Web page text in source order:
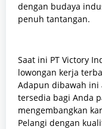
dengan budaya
penuh tantangan.
Saat ini PT Victory
lowongan kerja
Adapun dibawah ini
tersedia bagi Anda
mengembangkan
Pelangi dengan